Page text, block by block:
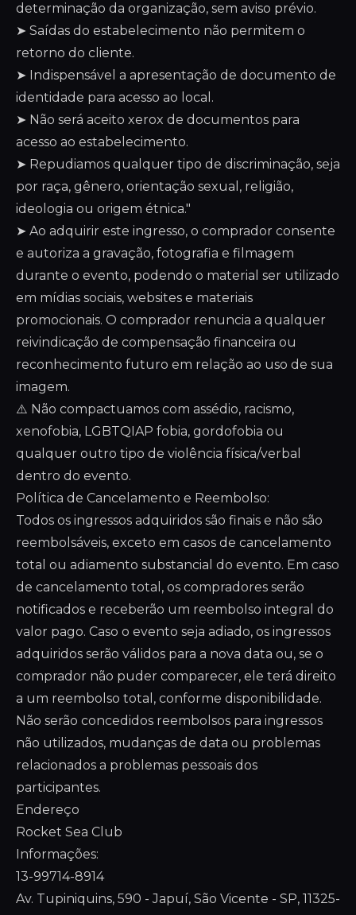
determinação da organização, sem aviso prévio.
➤ Saídas do estabelecimento não permitem o
retorno do cliente.
➤ Indispensável a apresentação de documento de
identidade para acesso ao local.
➤ Não será aceito xerox de documentos para
acesso ao estabelecimento.
➤ Repudiamos qualquer tipo de discriminação, seja
por raça, gênero, orientação sexual, religião,
ideologia ou origem étnica."
➤ Ao adquirir este ingresso, o comprador consente
e autoriza a gravação, fotografia e filmagem
durante o evento, podendo o material ser utilizado
em mídias sociais, websites e materiais
promocionais. O comprador renuncia a qualquer
reivindicação de compensação financeira ou
reconhecimento futuro em relação ao uso de sua
imagem.
⚠️ Não compactuamos com assédio, racismo,
xenofobia, LGBTQIAP fobia, gordofobia ou
qualquer outro tipo de violência física/verbal
dentro do evento.
Política de Cancelamento e Reembolso:
Todos os ingressos adquiridos são finais e não são
reembolsáveis, exceto em casos de cancelamento
total ou adiamento substancial do evento. Em caso
de cancelamento total, os compradores serão
notificados e receberão um reembolso integral do
valor pago. Caso o evento seja adiado, os ingressos
adquiridos serão válidos para a nova data ou, se o
comprador não puder comparecer, ele terá direito
a um reembolso total, conforme disponibilidade.
Não serão concedidos reembolsos para ingressos
não utilizados, mudanças de data ou problemas
relacionados a problemas pessoais dos
participantes.
Endereço
Rocket Sea Club
Informações:
13-99714-8914
Av. Tupiniquins, 590 - Japuí, São Vicente - SP, 11325-